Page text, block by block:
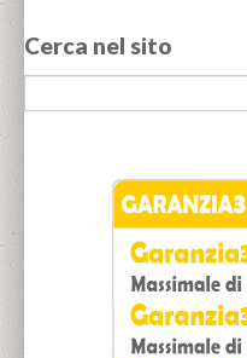
Cerca nel sito